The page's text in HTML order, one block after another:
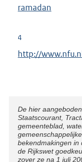
e
i
n
x
e
n
n
k
:
ramadan
4
E
r
n
e
l
http://
Disclaimer
De hier
Staatscourant,
gemeenteblad,
bekendmakingen in
de Rijkswet
zover ze na 1 juli